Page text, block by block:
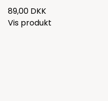
89,00 DKK
Vis produkt